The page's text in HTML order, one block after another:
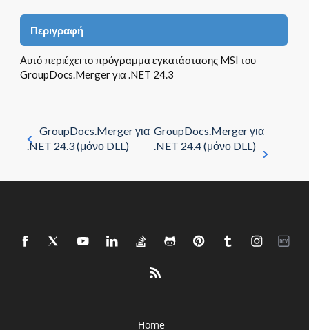
Περιγραφή
Αυτό περιέχει το πρόγραμμα εγκατάστασης MSI του
GroupDocs.Merger για .NET 24.3
GroupDocs.Merger για
.NET 24.3 (μόνο DLL)
GroupDocs.Merger για
.NET 24.4 (μόνο DLL)
Home